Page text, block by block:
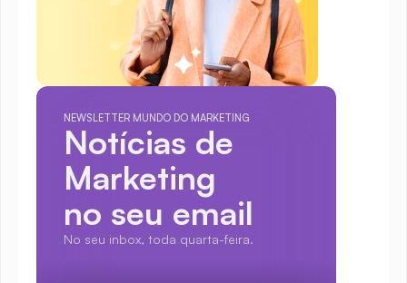
NEWSLETTER MUNDO DO MARKETING
Notícias de
Marketing
no seu email
No seu inbox, toda quarta-feira.